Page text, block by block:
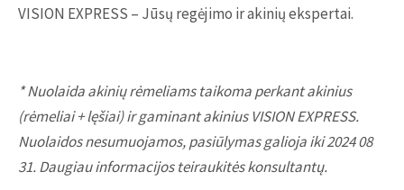
VISION EXPRESS – Jūsų regėjimo ir akinių ekspertai.
* Nuolaida akinių rėmeliams taikoma perkant akinius
(rėmeliai + lęšiai) ir gaminant akinius VISION EXPRESS.
Nuolaidos nesumuojamos, pasiūlymas galioja iki 2024 08
31. Daugiau informacijos teiraukitės konsultantų.